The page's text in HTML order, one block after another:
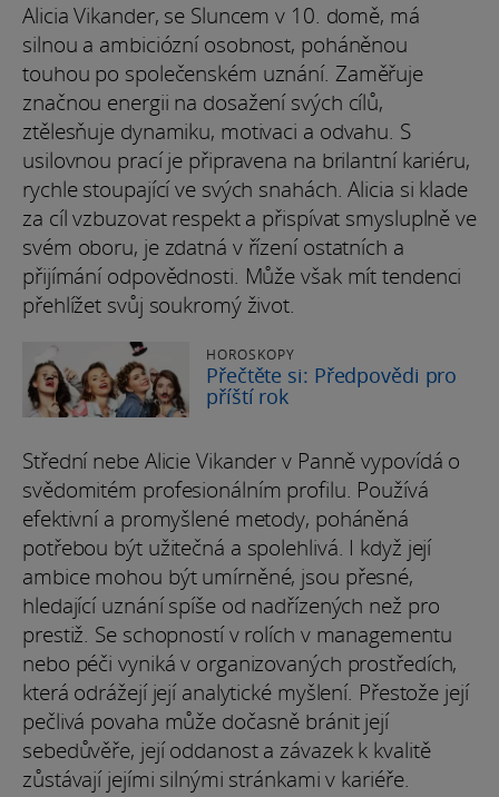
Alicia Vikander, se Sluncem v 10. domě, má
silnou a ambiciózní osobnost, poháněnou
touhou po společenském uznání. Zaměřuje
značnou energii na dosažení svých cílů,
ztělesňuje dynamiku, motivaci a odvahu. S
usilovnou prací je připravena na brilantní kariéru,
rychle stoupající ve svých snahách. Alicia si klade
za cíl vzbuzovat respekt a přispívat smysluplně ve
svém oboru, je zdatná v řízení ostatních a
přijímání odpovědnosti. Může však mít tendenci
přehlížet svůj soukromý život.
HOROSKOPY
Přečtěte si: Předpovědi pro
příští rok
Střední nebe Alicie Vikander v Panně vypovídá o
svědomitém profesionálním profilu. Používá
efektivní a promyšlené metody, poháněná
potřebou být užitečná a spolehlivá. I když její
ambice mohou být umírněné, jsou přesné,
hledající uznání spíše od nadřízených než pro
prestiž. Se schopností v rolích v managementu
nebo péči vyniká v organizovaných prostředích,
která odrážejí její analytické myšlení. Přestože její
pečlivá povaha může dočasně bránit její
sebedůvěře, její oddanost a závazek k kvalitě
zůstávají jejími silnými stránkami v kariéře.